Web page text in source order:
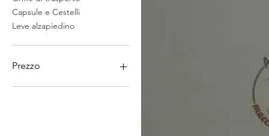
Capsule e Cestelli
Leve alzapiedino
Prezzo